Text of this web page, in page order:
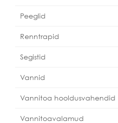
Peeglid
Renntrapid
Segistid
Vannid
Vannitoa hooldusvahendid
Vannitoavalamud